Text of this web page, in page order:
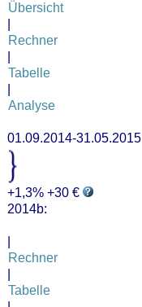
Übersicht
Rechner
Tabelle
Analyse
01.09.2014-31.05.2015
+1,3% +30 €
2014b:
Rechner
Tabelle